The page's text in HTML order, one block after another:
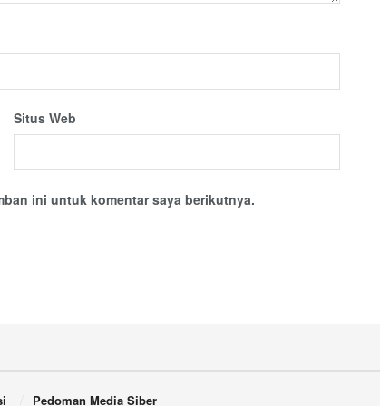
Situs Web
ini untuk komentar saya berikutnya.
Pedoman Media Siber